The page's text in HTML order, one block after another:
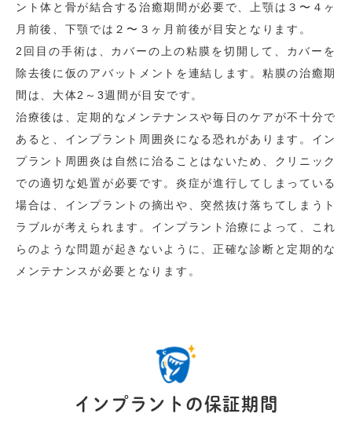
ント体と骨が結合する治癒期間が必要で、上顎は３〜４ヶ
月前後、下顎では２〜３ヶ月前後が目安となります。
2回目の手術は、カバーの上の粘膜を切開して、カバーを
除去後に仮のアバットメントを連結します。粘膜の治癒期
間は、大体2～3週間が目安です。
治療後は、定期的なメンテナンスや毎日のケアが不十分で
あると、インプラント周囲炎になる恐れがあります。イン
プラント周囲炎は自然に治ることはないため、クリニック
での適切な処置が必要です。炎症が進行してしまっている
場合は、インプラントの摘出や、突然抜け落ちてしまうト
ラブルが考えられます。インプラント治療によって、これ
らのような問題が起きないように、正確な診断と定期的な
メンテナンスが必要となります。
インプラントの保証期間